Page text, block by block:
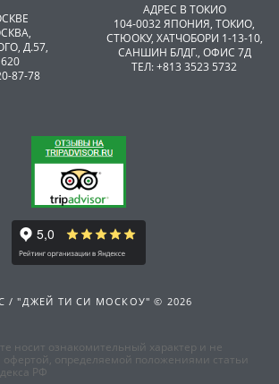
Д.57,
87-78
АДРЕС В ТОКИО
104-0032 ЯПОНИЯ, ТОКИО,
CТЮОКУ, ХАТЧОБОРИ 1-13-10,
САНШИН БЛДГ., ОФИС 7Д
ТЕЛ: +813 3523 5732
/ "ДЖЕЙ ТИ СИ МОСКОУ" © 2026
носит ознакомительный характер и не
офертой, определяемой положениями статьи
РФ